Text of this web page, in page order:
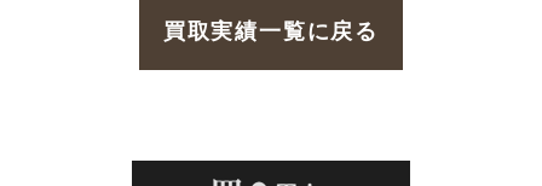
買取実績一覧に戻る